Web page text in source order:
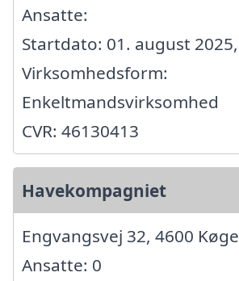
Ansatte:
Startdato: 01. august 2025,
Virksomhedsform:
Enkeltmandsvirksomhed
CVR: 46130413
Havekompagniet
Engvangsvej 32, 4600 Køge
Ansatte: 0